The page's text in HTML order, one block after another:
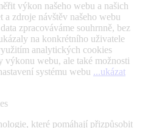
výkon našeho webu a našich
zdroje návštěv našeho webu
zpracováváme souhrnně, bez
na konkrétního uživatele
analytických cookies
výkonu webu, ale také možnosti
systému webu ...ukázat
které pomáhají přizpůsobit